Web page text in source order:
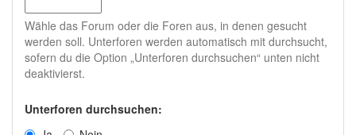
Wähle das Forum oder die Foren aus, in denen gesucht
werden soll. Unterforen werden automatisch mit durchsucht,
sofern du die Option „Unterforen durchsuchen“ unten nicht
deaktivierst.
Unterforen durchsuchen: